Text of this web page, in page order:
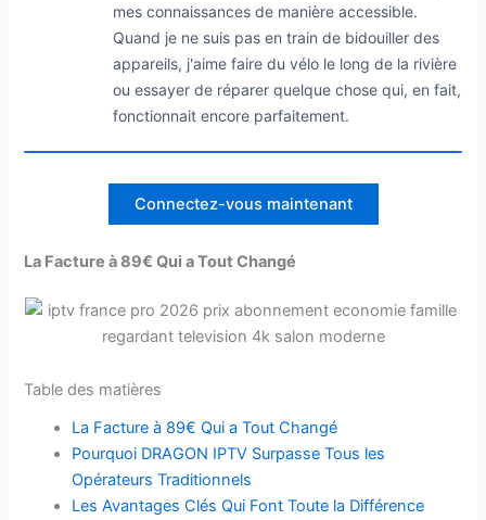
mes connaissances de manière accessible.
Quand je ne suis pas en train de bidouiller des
appareils, j'aime faire du vélo le long de la rivière
ou essayer de réparer quelque chose qui, en fait,
fonctionnait encore parfaitement.
Connectez-vous maintenant
La Facture à 89€ Qui a Tout Changé
Table des matières
La Facture à 89€ Qui a Tout Changé
Pourquoi DRAGON IPTV Surpasse Tous les
Opérateurs Traditionnels
Les Avantages Clés Qui Font Toute la Différence